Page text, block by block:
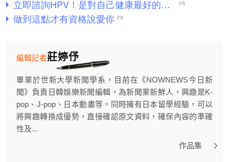
莊婷伃
編輯記者
畢業於世新大學新聞學系，目前在《NOWNEWS今日新
聞》負責日韓娛樂新聞編輯，為新聞業新鮮人，興趣是K-
pop、J-pop、日本動畫等。同時擁有日本留學經驗，可以
將興趣轉換成優勢，直接確認原文資料，確保內容的準確
性及...
作品集